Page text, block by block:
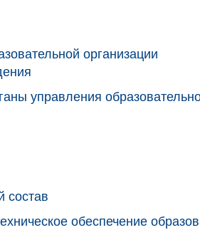
организации
управления
состав
обеспечение